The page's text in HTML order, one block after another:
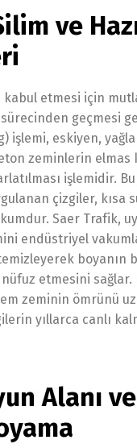
ve
kabul etmesi için
sürecinden geçmesi
işlemi, eskiyen,
zeminlerin elmas
işlemidir.
çizgiler, kısa
Saer Trafik,
endüstriyel
boyanın
etmesini sağlar.
zeminin ömrünü
yıllarca canlı
Alanı